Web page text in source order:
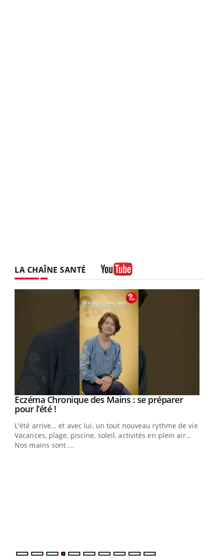
LA CHAÎNE SANTÉ
Youtube
Eczéma Chronique des Mains : se préparer
pour l’été !Youtube
L'été arrive… et avec lui, un tout nouveau rythme de vie !
Vacances, plage, piscine, soleil, activités en plein air…
Nos mains sont ...